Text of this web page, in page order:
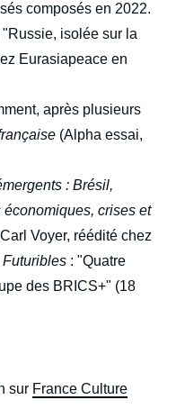
composés en 2022.
isolée sur la
Eurasiapeace en
après plusieurs
(Alpha essai,
: Brésil,
crises et
Voyer, réédité chez
Futuribles : "Quatre
des BRICS+" (18
sur France Culture